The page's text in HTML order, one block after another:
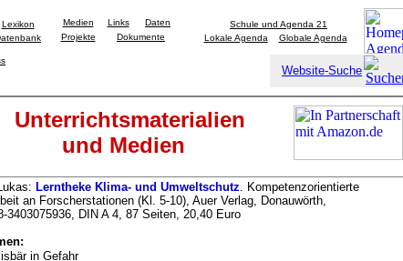
Lexikon
Medien Links
Daten
Projekte
Dokumente
Schule und Agenda 21
Lokale Agenda
Globale Agenda
Website-Suche
Unterrichtsmaterialien
und Medien
Lerntheke Klima- und Umweltschutz. Kompetenzorientierte
an Forscherstationen (Kl. 5-10), Auer Verlag, Donauwörth,
3403075936, DIN A 4, 87 Seiten, 20,40 Euro
in Gefahr